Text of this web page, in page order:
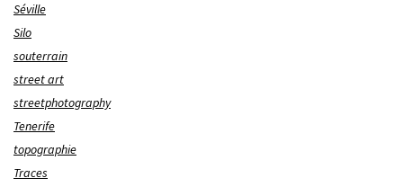
Séville
Silo
souterrain
street art
streetphotography
Tenerife
topographie
Traces